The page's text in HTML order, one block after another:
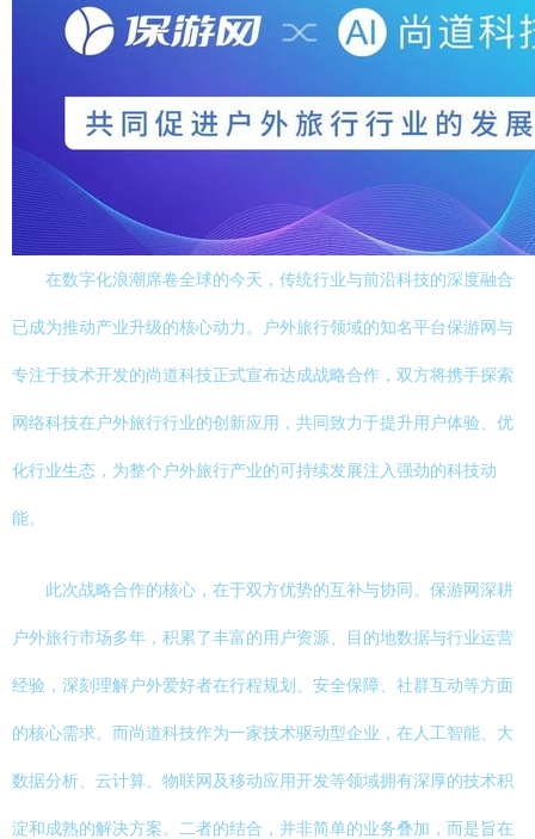
在数字化浪潮席卷全球的今天，传统行业与前沿科技的深度融合
已成为推动产业升级的核心动力。户外旅行领域的知名平台保游网与
专注于技术开发的尚道科技正式宣布达成战略合作，双方将携手探索
网络科技在户外旅行行业的创新应用，共同致力于提升用户体验、优
化行业生态，为整个户外旅行产业的可持续发展注入强劲的科技动
能。
此次战略合作的核心，在于双方优势的互补与协同。保游网深耕
户外旅行市场多年，积累了丰富的用户资源、目的地数据与行业运营
经验，深刻理解户外爱好者在行程规划、安全保障、社群互动等方面
的核心需求。而尚道科技作为一家技术驱动型企业，在人工智能、大
数据分析、云计算、物联网及移动应用开发等领域拥有深厚的技术积
淀和成熟的解决方案。二者的结合，并非简单的业务叠加，而是旨在